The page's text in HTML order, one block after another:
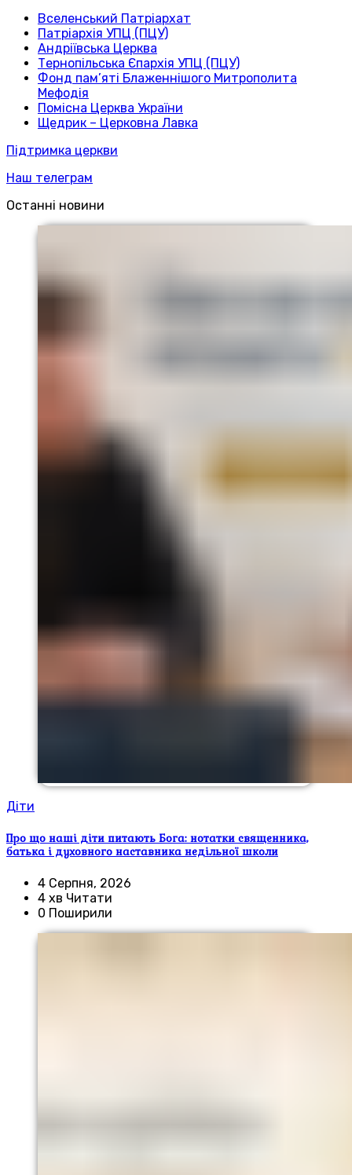
Вселенський Патріархат
Патріархія УПЦ (ПЦУ)
Андріївська Церква
Тернопільська Єпархія УПЦ (ПЦУ)
Фонд пам’яті Блаженнішого Митрополита
Мефодія
Помісна Церква України
Щедрик – Церковна Лавка
Підтримка церкви
Наш телеграм
Останні новини
Діти
Про що наші діти питають Бога: нотатки священника,
батька і духовного наставника недільної школи
4 Серпня, 2026
4 хв Читати
0 Поширили